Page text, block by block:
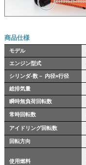
商品仕様
モデル
エンジン型式
シリンダ-数－ 内径×行径
総排気量
瞬時無負荷回転数
常時回転数
アイドリング回転数
回転方向
使用燃料